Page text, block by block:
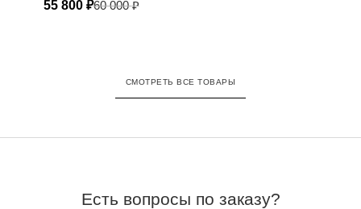
60 000₽
55 800 ₽
СМОТРЕТЬ ВСЕ ТОВАРЫ
Есть вопросы по заказу?